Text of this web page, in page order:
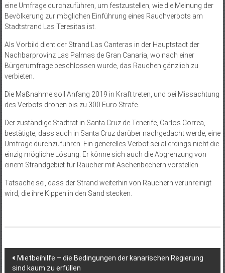
eine Umfrage durchzuführen, um festzustellen, wie die Meinung der
Bevölkerung zur möglichen Einführung eines Rauchverbots am
Stadtstrand Las Teresitas ist.
Als Vorbild dient der Strand Las Canteras in der Hauptstadt der
Nachbarprovinz Las Palmas de Gran Canaria, wo nach einer
Bürgerumfrage beschlossen wurde, das Rauchen gänzlich zu
verbieten.
Die Maßnahme soll Anfang 2019 in Kraft treten, und bei Missachtung
des Verbots drohen bis zu 300 Euro Strafe.
Der zuständige Stadtrat in Santa Cruz de Tenerife, Carlos Correa,
bestätigte, dass auch in Santa Cruz darüber nachgedacht werde, eine
Umfrage durchzuführen. Ein generelles Verbot sei allerdings nicht die
einzig mögliche Lösung. Er könne sich auch die Abgrenzung von
einem Strandgebiet für Raucher mit Aschenbechern vorstellen.
Tatsache sei, dass der Strand weiterhin von Rauchern verunreinigt
wird, die ihre Kippen in den Sand stecken.
Beitragsnavigation
Mietbeihilfe – die Bedingungen der kanarischen Regierung
sind kaum zu erfüllen